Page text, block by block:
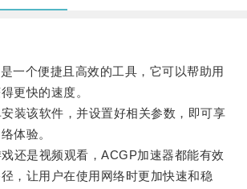
个便捷且高效的工具，它可以帮助用
更快的速度。
该软件，并设置好相关参数，即可享
体验。
是视频观看，ACGP加速器都能有效
，让用户在使用网络时更加快速和稳